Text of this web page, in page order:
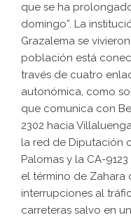
que se ha
domingo”. La
Grazalema se
población está
través de cuatro
autonómica, como
que comunica con
2302 hacia
la red de Diputación
Palomas y la CA-
el término de Zahara
interrupciones al
carreteras salvo en